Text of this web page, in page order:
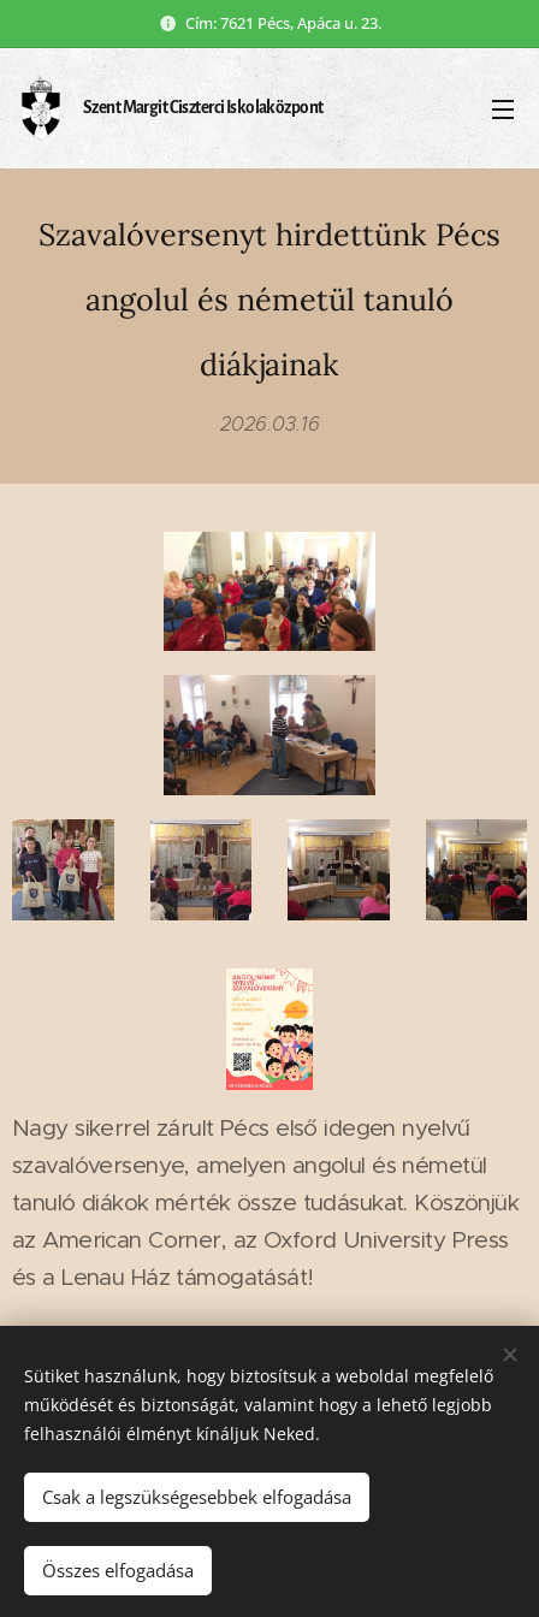
Cím: 7621 Pécs, Apáca u. 23.
Szent Margit Ciszterci Iskolaközpont
Szavalóversenyt hirdettünk Pécs
angolul és németül tanuló
diákjainak
2026.03.16
Nagy sikerrel zárult Pécs első idegen nyelvű
szavalóversenye, amelyen angolul és németül
tanuló diákok mérték össze tudásukat. Köszönjük
az American Corner, az Oxford University Press
és a Lenau Ház támogatását!
© 2025 Szent Margit Ciszterci Óvoda, Általános Iskola,
Alapfokú Művészeti Iskola és Kollégium
Sütiket használunk, hogy biztosítsuk a weboldal megfelelő
működését és biztonságát, valamint hogy a lehető legjobb
felhasználói élményt kínáljuk Neked.
Csak a legszükségesebbek elfogadása
Összes elfogadása